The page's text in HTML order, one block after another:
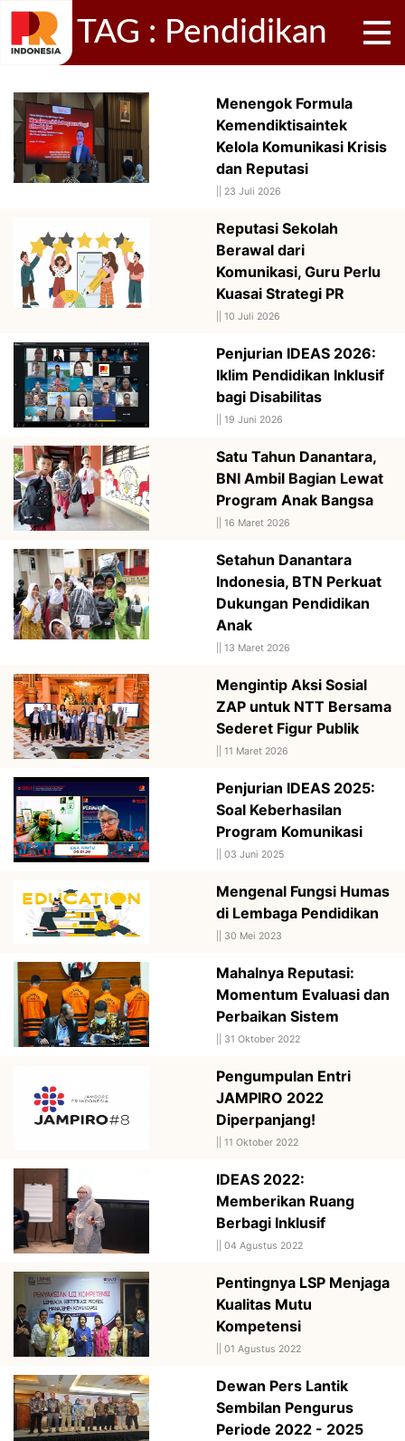
TAG : Pendidikan
Menengok Formula
Kemendiktisaintek
Kelola Komunikasi Krisis
dan Reputasi
23 Juli 2026
Reputasi Sekolah
Berawal dari
Komunikasi, Guru Perlu
Kuasai Strategi PR
10 Juli 2026
Penjurian IDEAS 2026:
Iklim Pendidikan Inklusif
bagi Disabilitas
19 Juni 2026
Satu Tahun Danantara,
BNI Ambil Bagian Lewat
Program Anak Bangsa
16 Maret 2026
Setahun Danantara
Indonesia, BTN Perkuat
Dukungan Pendidikan
Anak
13 Maret 2026
Mengintip Aksi Sosial
ZAP untuk NTT Bersama
Sederet Figur Publik
11 Maret 2026
Penjurian IDEAS 2025:
Soal Keberhasilan
Program Komunikasi
03 Juni 2025
Mengenal Fungsi Humas
di Lembaga Pendidikan
30 Mei 2023
Mahalnya Reputasi:
Momentum Evaluasi dan
Perbaikan Sistem
31 Oktober 2022
Pengumpulan Entri
JAMPIRO 2022
Diperpanjang!
11 Oktober 2022
IDEAS 2022:
Memberikan Ruang
Berbagi Inklusif
04 Agustus 2022
Pentingnya LSP Menjaga
Kualitas Mutu
Kompetensi
01 Agustus 2022
Dewan Pers Lantik
Sembilan Pengurus
Periode 2022 - 2025